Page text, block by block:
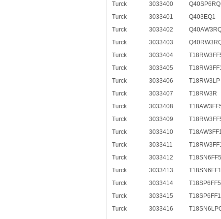
Turck
3033400
Q40SP6RQ
Turck
3033401
Q403EQ1
Turck
3033402
Turck
3033403
Turck
3033404
Turck
3033405
Turck
3033406
T18RW3LP
Turck
3033407
T18RW3R
Turck
3033408
Turck
3033409
Turck
3033410
Turck
3033411
Turck
3033412
Turck
3033413
Turck
3033414
Turck
3033415
Turck
3033416